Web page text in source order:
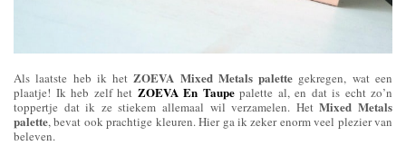
Als laatste heb ik hetZOEVA Mixed Metals palette gekregen, wat een
plaatje! Ik heb zelf het ZOEVA En Taupepalette al, en dat is echt zo’n
toppertje dat ik ze stiekem allemaal wil verzamelen. HetMixed Metals
palette, bevat ook prachtige kleuren. Hier ga ik zeker enorm veel plezier van
beleven.